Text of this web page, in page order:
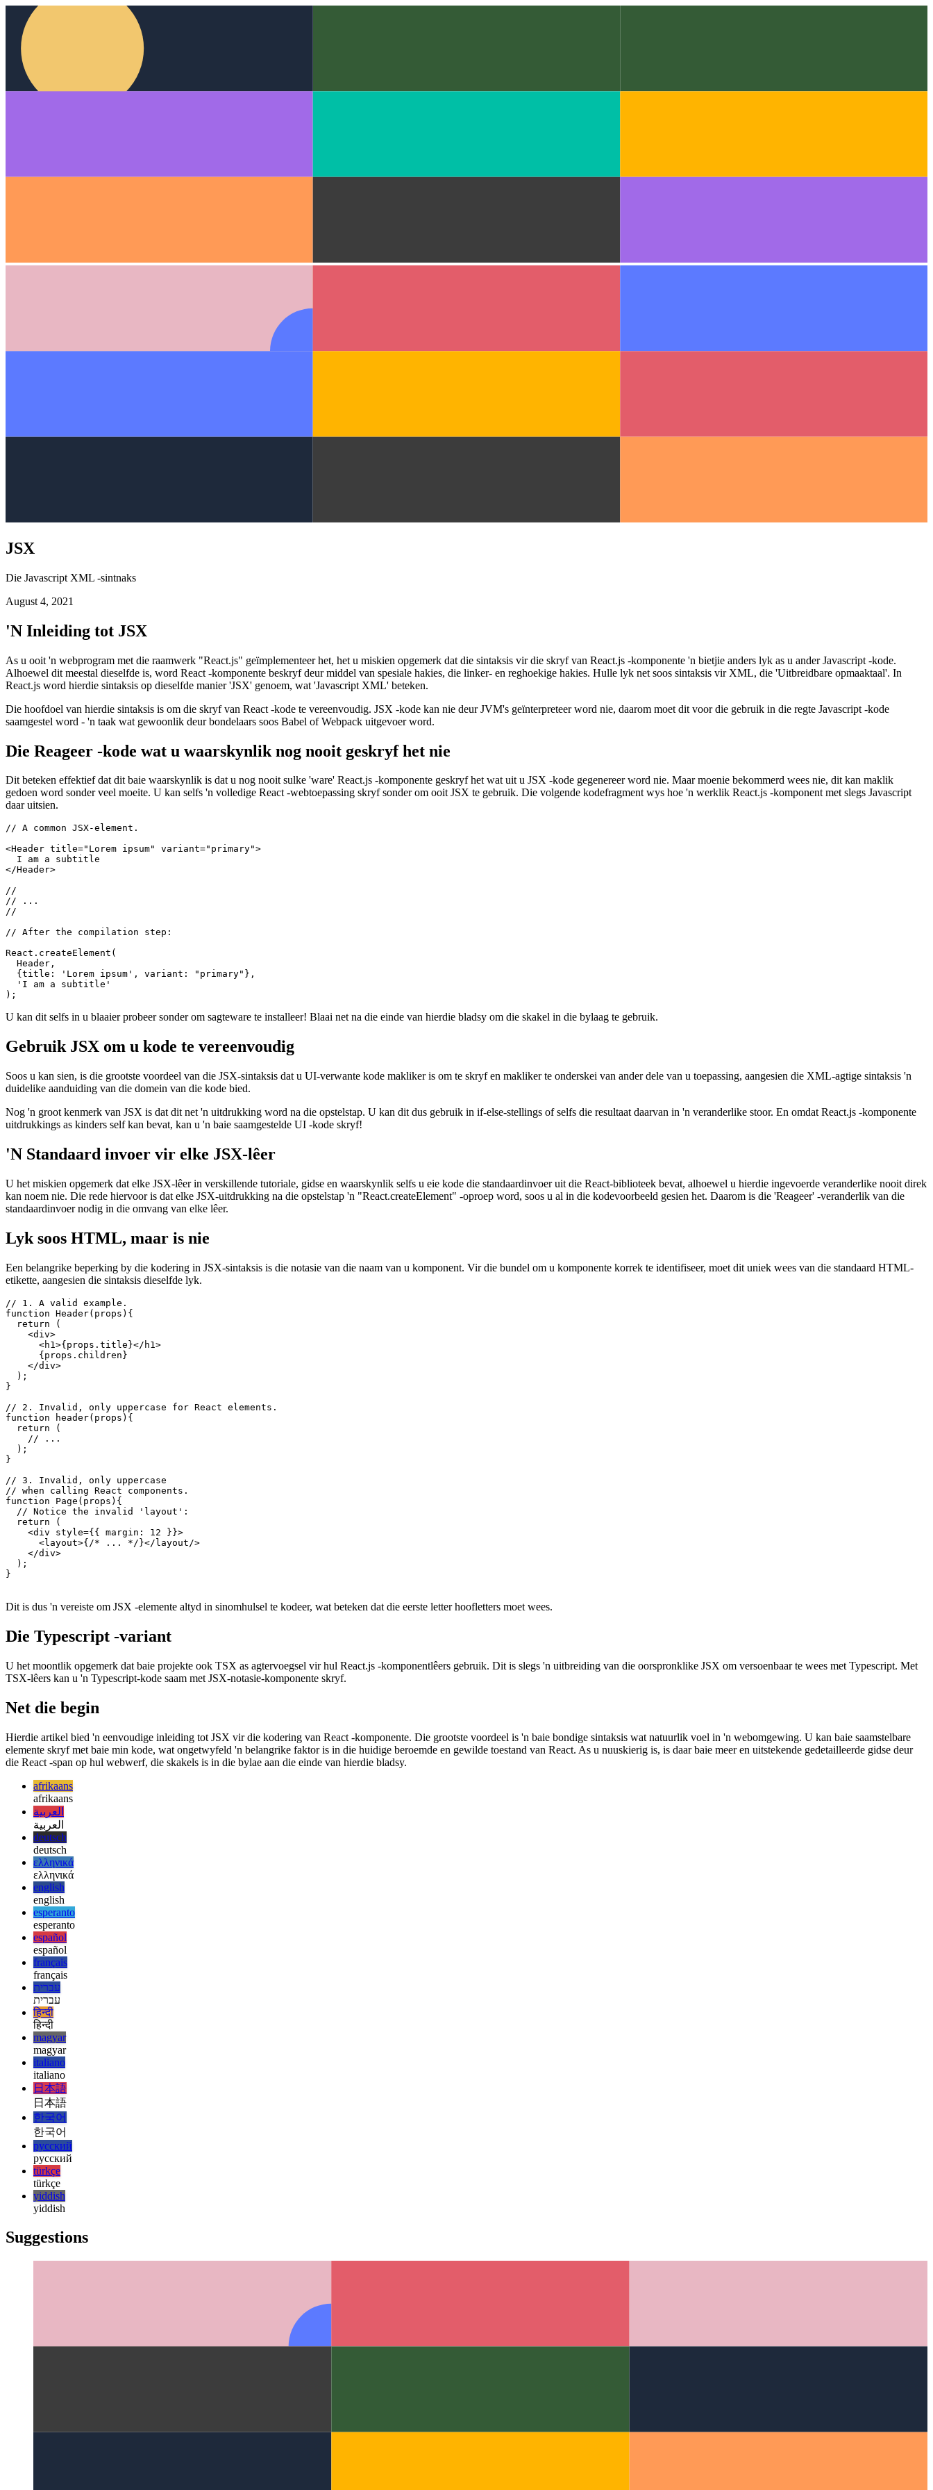
JSX
Die Javascript XML -sintnaks
August 4, 2021
'N Inleiding tot JSX
As u ooit 'n webprogram met die raamwerk "React.js" geïmplementeer het, het u miskien opgemerk dat die sintaksis vir die skryf van React.js -komponente 'n bietjie anders lyk as u ander Javascript -kode.
React.js word hierdie sintaksis op dieselfde manier 'JSX' genoem, wat 'Javascript XML' beteken.
saamgestel word - 'n taak wat gewoonlik deur bondelaars soos Babel of Webpack uitgevoer word.
Die Reageer -kode wat u waarskynlik nog nooit geskryf het nie
Dit beteken effektief dat dit baie waarskynlik is dat u nog nooit sulke 'ware' React.js -komponente geskryf het wat uit u JSX -kode gegenereer word nie. Maar moenie bekommerd wees nie, dit kan maklik
gedoen word sonder veel moeite. U kan selfs 'n volledige React -webtoepassing skryf sonder om ooit JSX te gebruik. Die volgende kodefragment wys hoe 'n werklik React.js -komponent met slegs Javascript
daar uitsien.
// A common JSX-element.
<Header title="Lorem ipsum" variant="primary">
  I am a subtitle
</Header>
//
// ...
//
// After the compilation step:
React.createElement(
  Header,
  {title: 'Lorem ipsum', variant: "primary"},
  'I am a subtitle'
U kan dit selfs in u blaaier probeer sonder om sagteware te installeer! Blaai net na die einde van hierdie bladsy om die skakel in die bylaag te gebruik.
Gebruik JSX om u kode te vereenvoudig
duidelike aanduiding van die domein van die kode bied.
uitdrukkings as kinders self kan bevat, kan u 'n baie saamgestelde UI -kode skryf!
'N Standaard invoer vir elke JSX-lêer
U het miskien opgemerk dat elke JSX-lêer in verskillende tutoriale, gidse en waarskynlik selfs u eie kode die standaardinvoer uit die React-biblioteek bevat, alhoewel u hierdie ingevoerde veranderlike nooit direk
standaardinvoer nodig in die omvang van elke lêer.
Lyk soos HTML, maar is nie
etikette, aangesien die sintaksis dieselfde lyk.
// 1. A valid example.
function Header(props){
  return (
    <div>
      <h1>{props.title}</h1>
      {props.children}
    </div>
  );
}
// 2. Invalid, only uppercase for React elements.
function header(props){
  return (
    // ...
  );
}
// 3. Invalid, only uppercase
// when calling React components.
function Page(props){
  // Notice the invalid 'layout':
  return (
    <div style={{ margin: 12 }}>
      <layout>{/* ... */}</layout/>
    </div>
}
Dit is dus 'n vereiste om JSX -elemente altyd in sinomhulsel te kodeer, wat beteken dat die eerste letter hoofletters moet wees.
Die Typescript -variant
TSX-lêers kan u 'n Typescript-kode saam met JSX-notasie-komponente skryf.
Net die begin
Hierdie artikel bied 'n eenvoudige inleiding tot JSX vir die kodering van React -komponente. Die grootste voordeel is 'n baie bondige sintaksis wat natuurlik voel in 'n webomgewing. U kan baie saamstelbare
elemente skryf met baie min kode, wat ongetwyfeld 'n belangrike faktor is in die huidige beroemde en gewilde toestand van React. As u nuuskierig is, is daar baie meer en uitstekende gedetailleerde gidse deur
die React -span op hul webwerf, die skakels is in die bylae aan die einde van hierdie bladsy.
afrikaans
afrikaans
العربية
العربية
deutsch
deutsch
ελληνικά
ελληνικά
english
english
esperanto
esperanto
español
español
français
français
עברית
עברית
हिन्दी
हिन्दी
magyar
magyar
italiano
italiano
日本語
日本語
한국어
한국어
русский
русский
türkçe
türkçe
yiddish
Suggestions